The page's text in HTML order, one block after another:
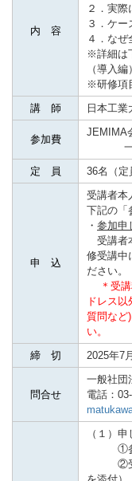
内 容
２．実際
３．ケー
４．なぜ
※詳細は
（導入
※研修項
講 師
日本工
参加費
JEMIMA
一般
定 員
36名（定
申 込
受講者本
下記の「
・ 参加申
受講者
修受講中
ださい。
＊受
ドレス
質問など
い。
締 切
2025年7
問合せ
一般社団
電話：
（１）
①
②受講